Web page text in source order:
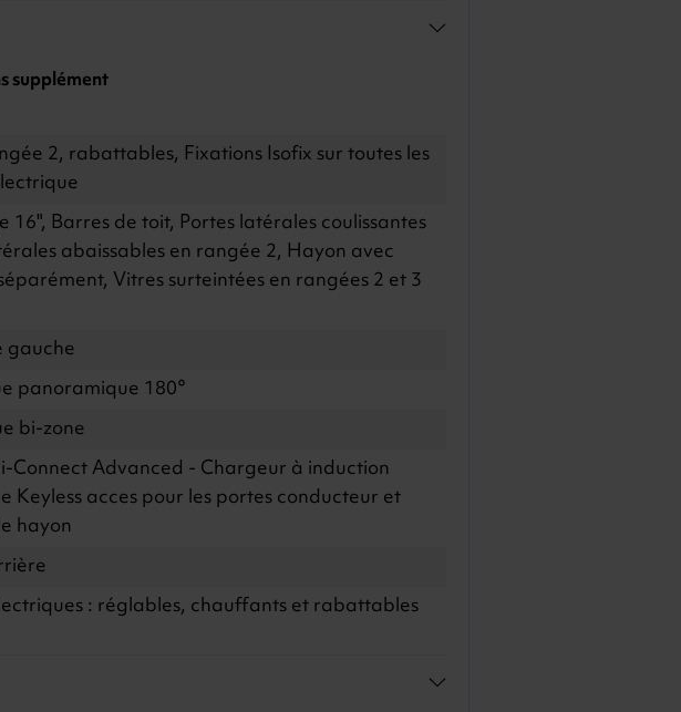
supplément
2, rabattables, Fixations Isofix sur toutes les
16", Barres de toit, Portes latérales coulissantes
abaissables en rangée 2, Hayon avec
Vitres surteintées en rangées 2 et 3
gauche
panoramique 180°
bi-zone
i-Connect Advanced - Chargeur à induction
Keyless acces pour les portes conducteur et
hayon
: réglables, chauffants et rabattables